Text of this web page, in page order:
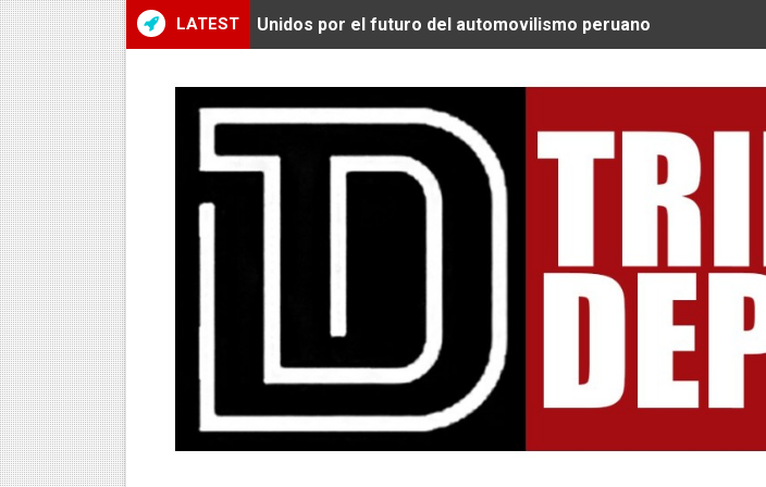
LATEST Unidos por el futuro del automovilismo peruano
Radamel Falcao: “Espero seguir construyendo un legado
MARATÓN DE LIMA: EL CHEQUEO MÉDICO COMO LA
CLAUDIO PIZARRO: "YO ESPERABA MUCHO MÁS DE CHEMO"
URUBAMBA CORONÓ A LOS ARGENTINOS GAJDOSECH Y
SANTÍSIMO DOWNHILL 2026: CICLISTAS DE TODO EL
Se inauguró el Campeonato Nacional Sub 15 de Vóley
ÁNGELO CARO SE CONSAGRA SUBCAMPEÓN MUNDIAL EN